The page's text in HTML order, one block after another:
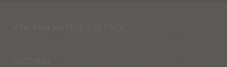
VITALPINA HOTELS SÜDTIROL
SÜDTIROL